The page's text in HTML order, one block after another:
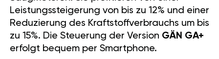
Leistungssteigerung von bis zu 12% und einer
Reduzierung des Kraftstoffverbrauchs um bis
zu 15%. Die Steuerung der Version GÄN GA+
erfolgt bequem per Smartphone.